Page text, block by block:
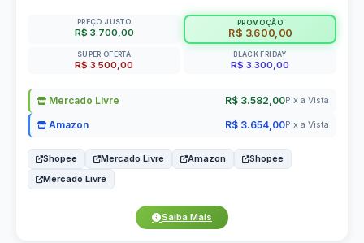
PREÇO JUSTO
R$ 3.700,00
PROMOÇÃO
R$ 3.600,00
SUPER OFERTA
R$ 3.500,00
BLACK FRIDAY
R$ 3.300,00
Mercado Livre R$ 3.582,00Pix a Vista
Amazon R$ 3.654,00Pix a Vista
Shopee Mercado Livre Amazon
Shopee
Mercado Livre
Saiba Mais